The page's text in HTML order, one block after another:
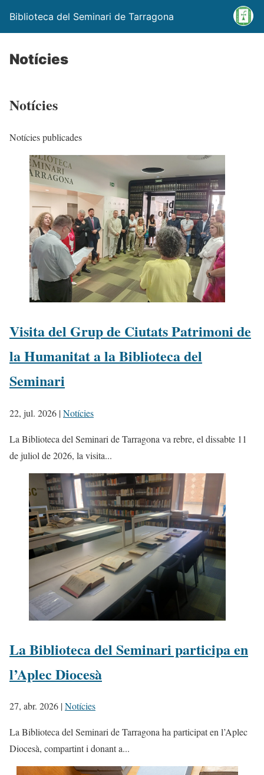
Biblioteca del Seminari de Tarragona
Notícies
Notícies
Notícies publicades
Visita del Grup de Ciutats Patrimoni de
la Humanitat a la Biblioteca del
Seminari
22, jul. 2026 |Notícies
​La Biblioteca del Seminari de Tarragona va rebre, el dissabte 11
de juliol de 2026, la visita...
La Biblioteca del Seminari participa en
l’Aplec Diocesà
27, abr. 2026 |Notícies
La Biblioteca del Seminari de Tarragona ha participat en l’Aplec
Diocesà, compartint i donant a...